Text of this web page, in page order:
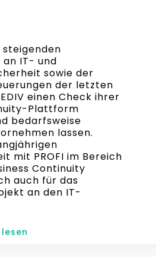
IT- und
sowie der
der letzten
einen Check ihrer
Plattform
bedarfsweise
lassen.
mit PROFI im Bereich
Continuity
auch für das
an den IT-